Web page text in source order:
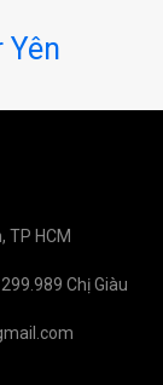
TP HCM
Chị Giàu